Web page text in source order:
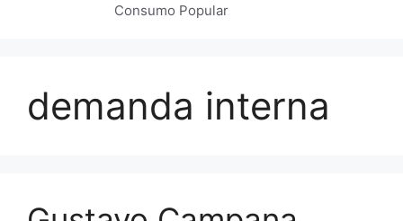
Consumo Popular
demanda interna